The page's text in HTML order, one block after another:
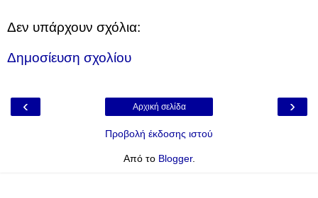
Δεν υπάρχουν σχόλια:
Δημοσίευση σχολίου
‹ ›
Αρχική σελίδα
Προβολή έκδοσης ιστού
Από το Blogger.